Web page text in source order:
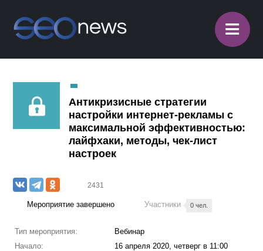
≡
Антикризисные стратегии
настройки интернет-рекламы с
максимальной эффективностью:
лайфхаки, методы, чек-лист
настроек
2431
Мероприятие завершено Участники 0 чел.
Тип мероприятия:
Вебинар
Начало:
16 апреля 2020, четверг в 11:00